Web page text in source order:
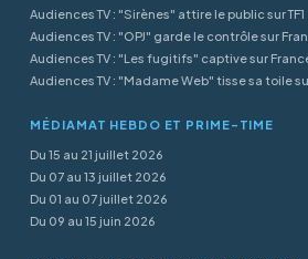
Audiences TV : "Sirènes" attire le public sur TF1
Audiences TV : "OPJ" garde le contrôle sur
Audiences TV : "Les fugitifs" captive sur
Audiences TV : "Madame Web" tisse sa toile sur
MÉDIAMAT HEBDO ET PRIME-TIME
Du 15 au 21 juillet 2026
Du 07 au 13 juillet 2026
Du 01 au 07 juillet 2026
Du 09 au 15 juin 2026